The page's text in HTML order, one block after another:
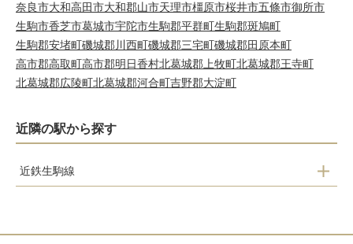
奈良市大和高田市大和郡山市天理市橿原市桜井市五條市御所市
生駒市香芝市葛城市宇陀市生駒郡平群町生駒郡斑鳩町
生駒郡安堵町磯城郡川西町磯城郡三宅町磯城郡田原本町
高市郡高取町高市郡明日香村北葛城郡上牧町北葛城郡王寺町
北葛城郡広陵町北葛城郡河合町吉野郡大淀町
近隣の駅から探す
近鉄生駒線
勢野北口